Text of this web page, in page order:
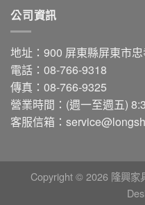
公司資訊
地址：900 屏東縣屏東市
電話：08-766-9318
傳真：08-766-9325
營業時間：(週一至週五)
客服信箱：
Copyright © 2026 隆興家